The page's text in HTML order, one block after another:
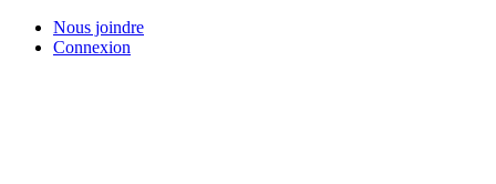
Skip
Nous joindre
Connexion